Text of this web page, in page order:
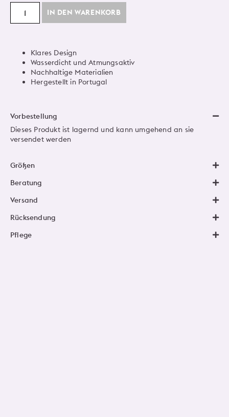
IN DEN WARENKORB
Klares Design
Wasserdicht und Atmungsaktiv
Nachhaltige Materialien
Hergestellt in Portugal
Vorbestellung
Dieses Produkt ist lagernd und kann umgehend an sie
versendet werden
Größen
Beratung
Versand
Rücksendung
Pflege